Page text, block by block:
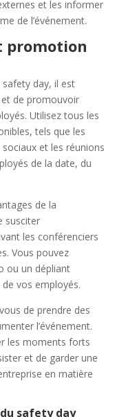
et les informer
de l’événement.
promotion
day, il est
de promouvoir
Utilisez tous les
tels que les
et les réunions
de la date, du
de la
susciter
les conférenciers
Vous pouvez
ou un dépliant
vos employés.
de prendre des
l’événement.
les moments forts
et de garder une
en matière
safety day